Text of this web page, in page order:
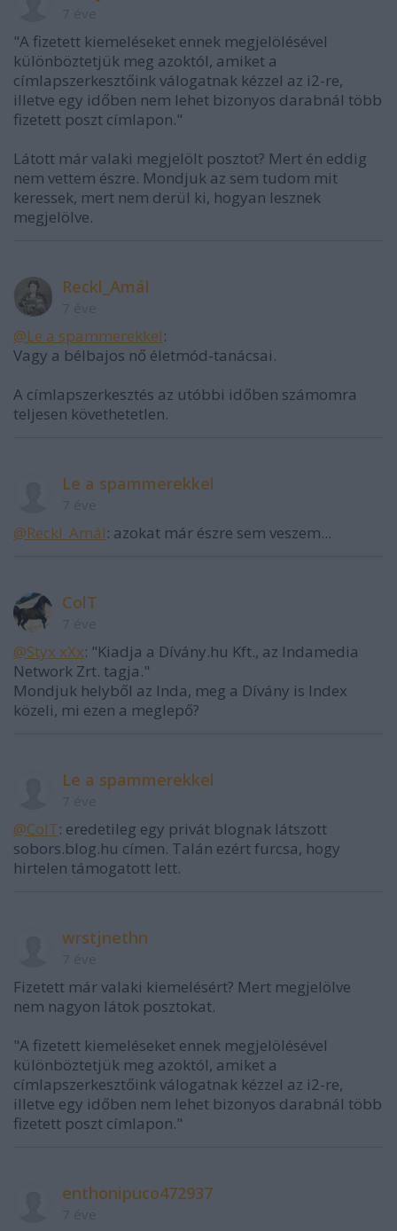
"A fizetett kiemeléseket ennek megjelölésével
különböztetjük meg azoktól, amiket a
címlapszerkesztőink válogatnak kézzel az i2-re,
illetve egy időben nem lehet bizonyos darabnál több
fizetett poszt címlapon."
Látott már valaki megjelölt posztot? Mert én eddig
nem vettem észre. Mondjuk az sem tudom mit
keressek, mert nem derül ki, hogyan lesznek
megjelölve.
Reckl_Amál
@Le a spammerekkel:
Vagy a bélbajos nő életmód-tanácsai.
A címlapszerkesztés az utóbbi időben számomra
teljesen követhetetlen.
Le a spammerekkel
@Reckl_Amál: azokat már észre sem veszem...
ColT
@Styx xXx: "Kiadja a Dívány.hu Kft., az Indamedia
Network Zrt. tagja."
Mondjuk helyből az Inda, meg a Dívány is Index
közeli, mi ezen a meglepő?
Le a spammerekkel
@ColT: eredetileg egy privát blognak látszott
sobors.blog.hu címen. Talán ezért furcsa, hogy
hirtelen támogatott lett.
wrstjnethn
Fizetett már valaki kiemelésért? Mert megjelölve
nem nagyon látok posztokat.
"A fizetett kiemeléseket ennek megjelölésével
különböztetjük meg azoktól, amiket a
címlapszerkesztőink válogatnak kézzel az i2-re,
illetve egy időben nem lehet bizonyos darabnál több
fizetett poszt címlapon."
enthonipuco472937